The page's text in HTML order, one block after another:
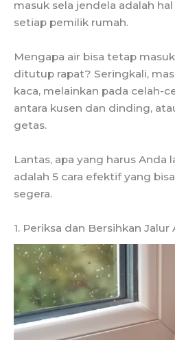
masuk sela jendela adalah
setiap pemilik rumah.
Mengapa air bisa tetap
ditutup rapat? Seringkali,
kaca, melainkan pada celah-
antara kusen dan dinding,
getas.
Lantas, apa yang harus Anda
adalah 5 cara efektif yang
segera.
1. Periksa dan Bersihkan Jalur